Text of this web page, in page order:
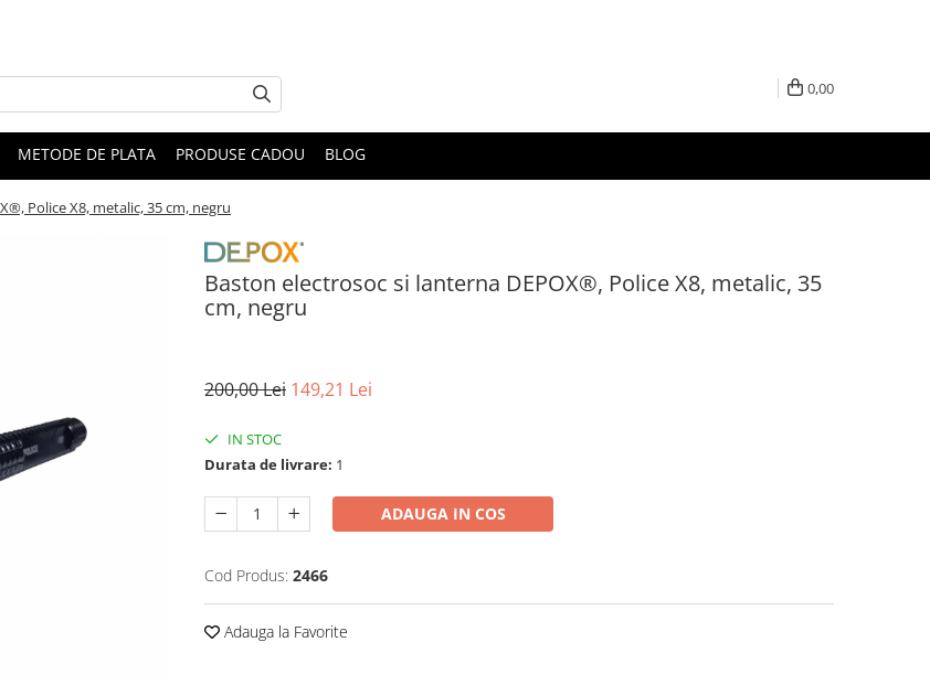
0,00
METODE DE PLATA PRODUSE CADOU BLOG
Police X8, metalic, 35 cm, negru
Baston electrosoc si lanterna DEPOX®, Police X8, metalic, 35
cm, negru
200,00 Lei 149,21 Lei
IN STOC
Durata de livrare: 1
ADAUGA IN COS
Cod Produs: 2466
Adauga la Favorite